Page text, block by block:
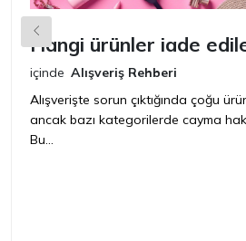
Hangi ürünler iade
içinde Alışveriş Rehberi
Alışverişte sorun çıktığında çoğu
ancak bazı kategorilerde cayma
Bu...